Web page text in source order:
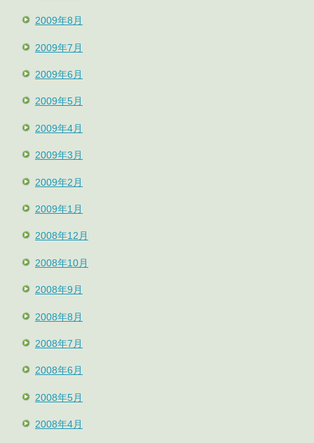
2009年8月
2009年7月
2009年6月
2009年5月
2009年4月
2009年3月
2009年2月
2009年1月
2008年12月
2008年10月
2008年9月
2008年8月
2008年7月
2008年6月
2008年5月
2008年4月